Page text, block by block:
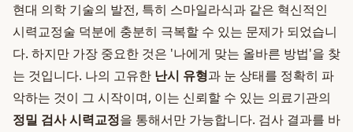
현대 의학 기술의 발전, 특히 스마일라식과 같은 혁신적인
시력교정술 덕분에 충분히 극복할 수 있는 문제가 되었습니
다. 하지만 가장 중요한 것은 '나에게 맞는 올바른 방법'을 찾
는 것입니다. 나의 고유한 난시 유형과 눈 상태를 정확히 파
악하는 것이 그 시작이며, 이는 신뢰할 수 있는 의료기관의
정밀 검사 시력교정을 통해서만 가능합니다. 검사 결과를 바